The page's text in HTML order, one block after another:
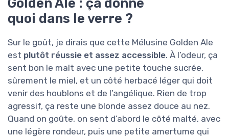
quoi dans le verre ?
Sur le goût, je dirais que cette Mélusine Golden Ale
est plutôt réussie et assez accessible. À l’odeur, ça
sent bon le malt avec une petite touche sucrée,
sûrement le miel, et un côté herbacé léger qui doit
venir des houblons et de l’angélique. Rien de trop
agressif, ça reste une blonde assez douce au nez.
Quand on goûte, on sent d’abord le côté malté, avec
une légère rondeur, puis une petite amertume qui